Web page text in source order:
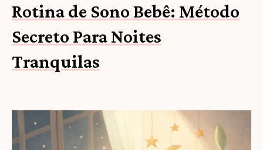
Rotina de Sono Bebê: Método
Secreto Para Noites
Tranquilas